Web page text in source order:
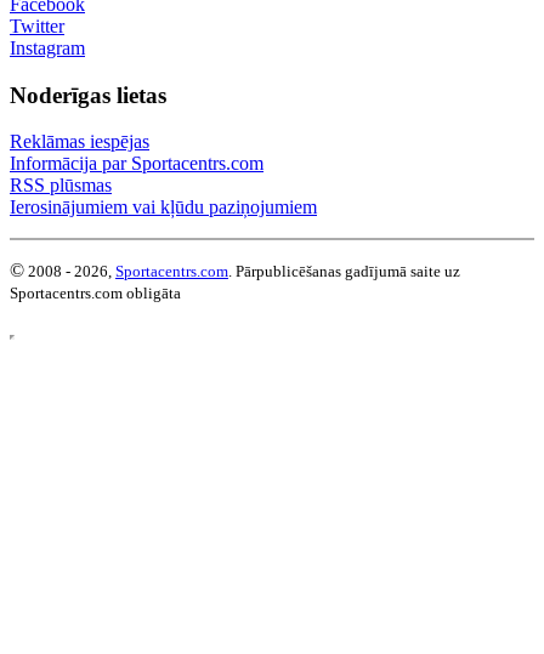
Twitter
Instagram
Noderīgas lietas
Reklāmas iespējas
Informācija par Sportacentrs.com
RSS plūsmas
Ierosinājumiem vai kļūdu paziņojumiem
© 2008 - 2026, Sportacentrs.com. Pārpublicēšanas gadījumā saite uz
Sportacentrs.com obligāta